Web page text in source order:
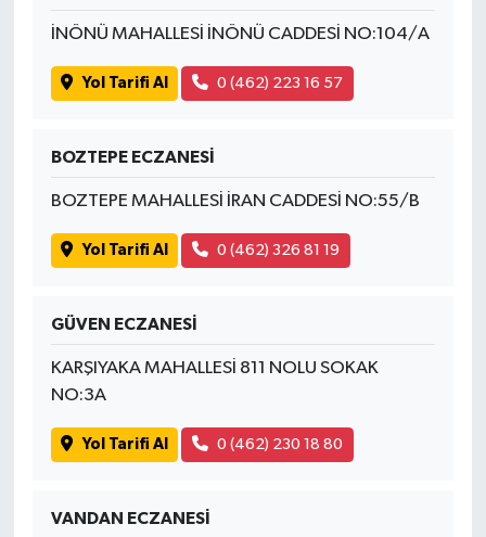
İNÖNÜ MAHALLESİ İNÖNÜ CADDESİ NO:104/A
Yol Tarifi Al 0 (462) 223 16 57
BOZTEPE ECZANESİ
BOZTEPE MAHALLESİ İRAN CADDESİ NO:55/B
Yol Tarifi Al 0 (462) 326 81 19
GÜVEN ECZANESİ
KARŞIYAKA MAHALLESİ 811 NOLU SOKAK
NO:3A
Yol Tarifi Al 0 (462) 230 18 80
VANDAN ECZANESİ